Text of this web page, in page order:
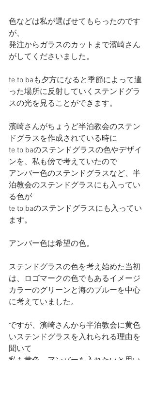
色などは私が選ばせてもらったのです
が、
発注からガラスのカットまで濱崎さん
がしてくださいました。
te to baも夕方になると季節によって違
った場所に反射していくステンドグラ
スの光を見ることができます。
濱崎さんがちょうど半泊教会のステン
ドグラスを作成されている時に
te to baのステンドグラスの色やデザイ
ンを、私も傍で考えていたので
アンバー色のステンドグラスなど、半
泊教会のステンドグラスにも入ってい
る色が
te to baのステンドグラスにも入ってい
ます。
アンバー色は希望の色。
ステンドグラスの色を考え始めた当初
は、ロゴマークの色でもあるイメージ
カラーのグリーンと海のブルーを中心
に考えていました。
ですが、濱崎さんから半泊教会に黄色
いステンドグラスを入れられる理由を
聞いて
私も黄色、アンバーを入れたいと思い